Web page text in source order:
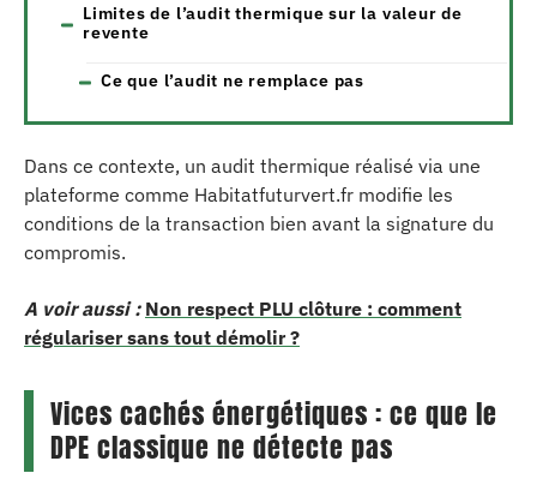
Limites de l’audit thermique sur la valeur de
revente
Ce que l’audit ne remplace pas
Dans ce contexte, un audit thermique réalisé via une
plateforme comme Habitatfuturvert.fr modifie les
conditions de la transaction bien avant la signature du
compromis.
A voir aussi : Non respect PLU clôture : comment
régulariser sans tout démolir ?
Vices cachés énergétiques : ce que le
DPE classique ne détecte pas